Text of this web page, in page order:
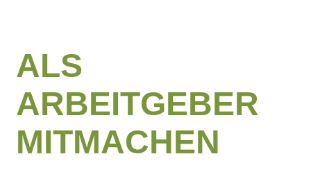
ALS
ARBEITGEBER
MITMACHEN